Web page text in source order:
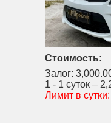
Стоимость:
Залог:
1 - 1 суток –
Лимит в сутки: